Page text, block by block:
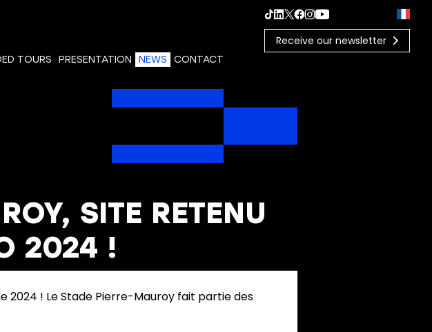
TOURS PRESENTATION NEWS CONTACT
Receive our newsletter
SITE RETENU
2024 !
2024 ! Le Stade Pierre-Mauroy fait partie des